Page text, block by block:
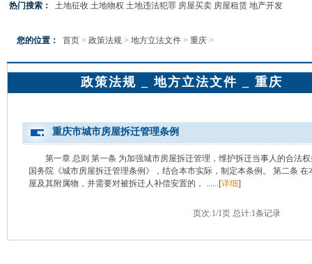
热门搜索： 土地征收 土地物权 土地违法犯罪 房屋买卖 房屋租赁 地产开发
您的位置： 首页 > 政策法规 > 地方立法文件 > 重庆 >
政策法规 _ 地方立法文件 _ 重庆
重庆市城市房屋拆迁管理条例
第一章 总则 第一条 为加强城市房屋拆迁管理，维护拆迁当事人的合法
国务院《城市房屋拆迁管理条例》，结合本市实际，制定本条例。 第二条
屋及其附属物，并需要对被拆迁人补偿安置的， ......[详细]
页次:1/1页 总计:1条记录